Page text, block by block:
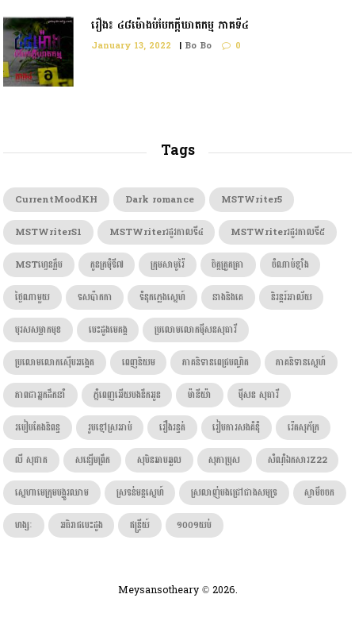
រឿង៖ ៤៨ម៉ោងបំបែកក្តីឃាតកម្ម ភាគទី៤
January 13, 2022 | Bo Bo 0
Tags
CurrentMoodKH Dark romance
MSTWriter5
MSTWriterS1
MSTWriterរដូវកាលទី៤
MSTWriterរដូវកាលទី៥
MSTហ្វេនក្លឹប
កូនក្រមុំទី៧ ក្រុមសាមូរ៉ៃ ចិត្តត្រួតត្រា
ចំណាប់ខ្មាំង
ថ្ងៃណាមួយ
ទសប៉ាកកា ទំនុកភ្លេងស្នេហ៍ នាងនិងគេ
និរន្តរ៍អាល័យ
បុរសសម្លាកមុខ
បេះដូងមេគង្គ
ប្រលោមលោកម៉ីសនសុធារី
ប្រលោមលោកស៊ើបអង្កេត
ពេញនិយម ភាគនិទានពេជ្របណ្ឌិត
ភាគនិទានស្នេហ៍
ភាពជាអ្នកដឹកនាំ
ភ្នំពេញអើយបងនឹកអូន ម៉ានីយ៉ា
ម៉ីសន សុធារី
របៀបតែងនិពន្ធ
រូបខ្មៅស្រអាប់ រឿងរន្ធត់ រៀបការសងគំនុំ
រ៉េតសុភ័ក្រ
លី សុផាត
សន្សើមព្រឹក សុបិនឆាបឆួល សុភាប្រុស
សំណុំឯកសារZ22
ស្នេហាមេក្រុមបង្ហូរឈាម
ស្រទន់មន្តស្នេហ៍ ស្រលាញ់បងជ្រៅជាងសមុទ្រ
ស្វាមីចចក
ហង្សៈ​
អធិរាជបេះដូង ឥន្រ្ទីយ៍ ១០០១យប់
Meysansotheary © 2026.